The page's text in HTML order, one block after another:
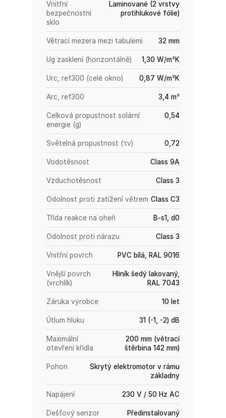
Vnitřní
bezpečnostní
sklo
Laminované (2 vrstvy
protihlukové fólie)
Větrací mezera mezi tabulemi 32 mm
Ug zasklení (horizontálně) 1,30 W/m²K
Urc, ref300 (celé okno) 0,87 W/m²K
Arc, ref300 3,4 m²
Celková propustnost solární
energie (g)
0,54
Světelná propustnost (τv) 0,72
Vodotěsnost Class 9A
Vzduchotěsnost Class 3
Odolnost proti zatížení větrem Class C3
Třída reakce na oheň B-s1, d0
Odolnost proti nárazu Class 3
Vnitřní povrch PVC bílá, RAL 9016
Vnější povrch
(vrchlík)
Hliník šedý lakovaný,
RAL 7043
Záruka výrobce 10 let
Útlum hluku 31 (-1, -2) dB
Maximální
otevření křídla
200 mm (větrací
štěrbina 142 mm)
Pohon
Skrytý elektromotor v rámu
základny
Napájení 230 V / 50 Hz AC
Dešťový senzor Předinstalovaný